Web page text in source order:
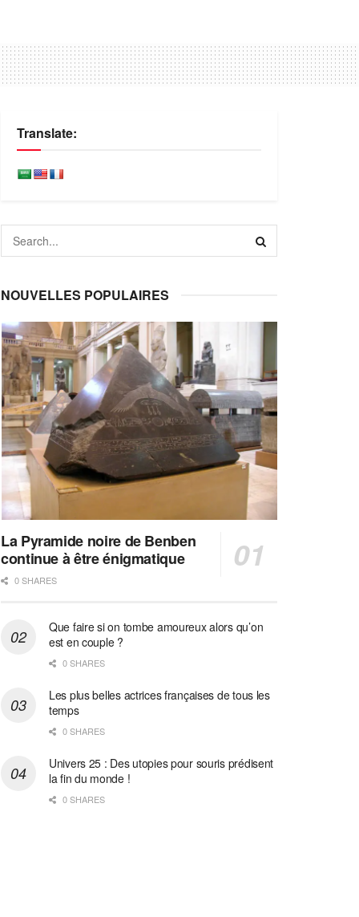
Translate:
NOUVELLES POPULAIRES
La Pyramide noire de Benben
continue à être énigmatique
0 SHARES
Que faire si on tombe amoureux alors qu’on
est en couple ?
0 SHARES
Les plus belles actrices françaises de tous les
temps
0 SHARES
Univers 25 : Des utopies pour souris prédisent
la fin du monde !
0 SHARES